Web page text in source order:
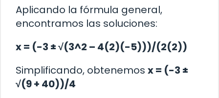
Aplicando la fórmula general,
encontramos las soluciones:
x = (-3 ± √(3^2 – 4(2)(-5)))/(2(2))
Simplificando, obtenemos x = (-3 ±
√(9 + 40))/4